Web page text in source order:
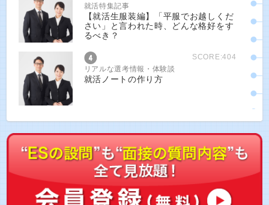
就活特集記事
【就活生服装編】「平服でお越しくだ
さい」と言われた時、どんな格好をす
るべき？
SCORE:404
リアルな選考情報・体験談
就活ノートの作り方